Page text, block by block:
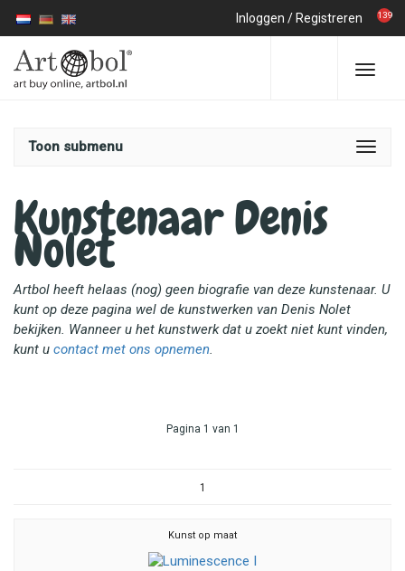
Inloggen / Registreren 139
Toon submenu
Kunstenaar Denis
Nolet
Artbol heeft helaas (nog) geen biografie van deze kunstenaar. U
kunt op deze pagina wel de kunstwerken van Denis Nolet
bekijken. Wanneer u het kunstwerk dat u zoekt niet kunt vinden,
kunt u contact met ons opnemen.
Pagina 1 van 1
1
Kunst op maat